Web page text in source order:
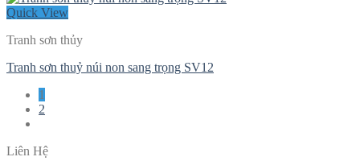
Quick View
Tranh sơn thủy
Tranh sơn thuỷ núi non sang trọng SV12
1
2
Liên Hệ